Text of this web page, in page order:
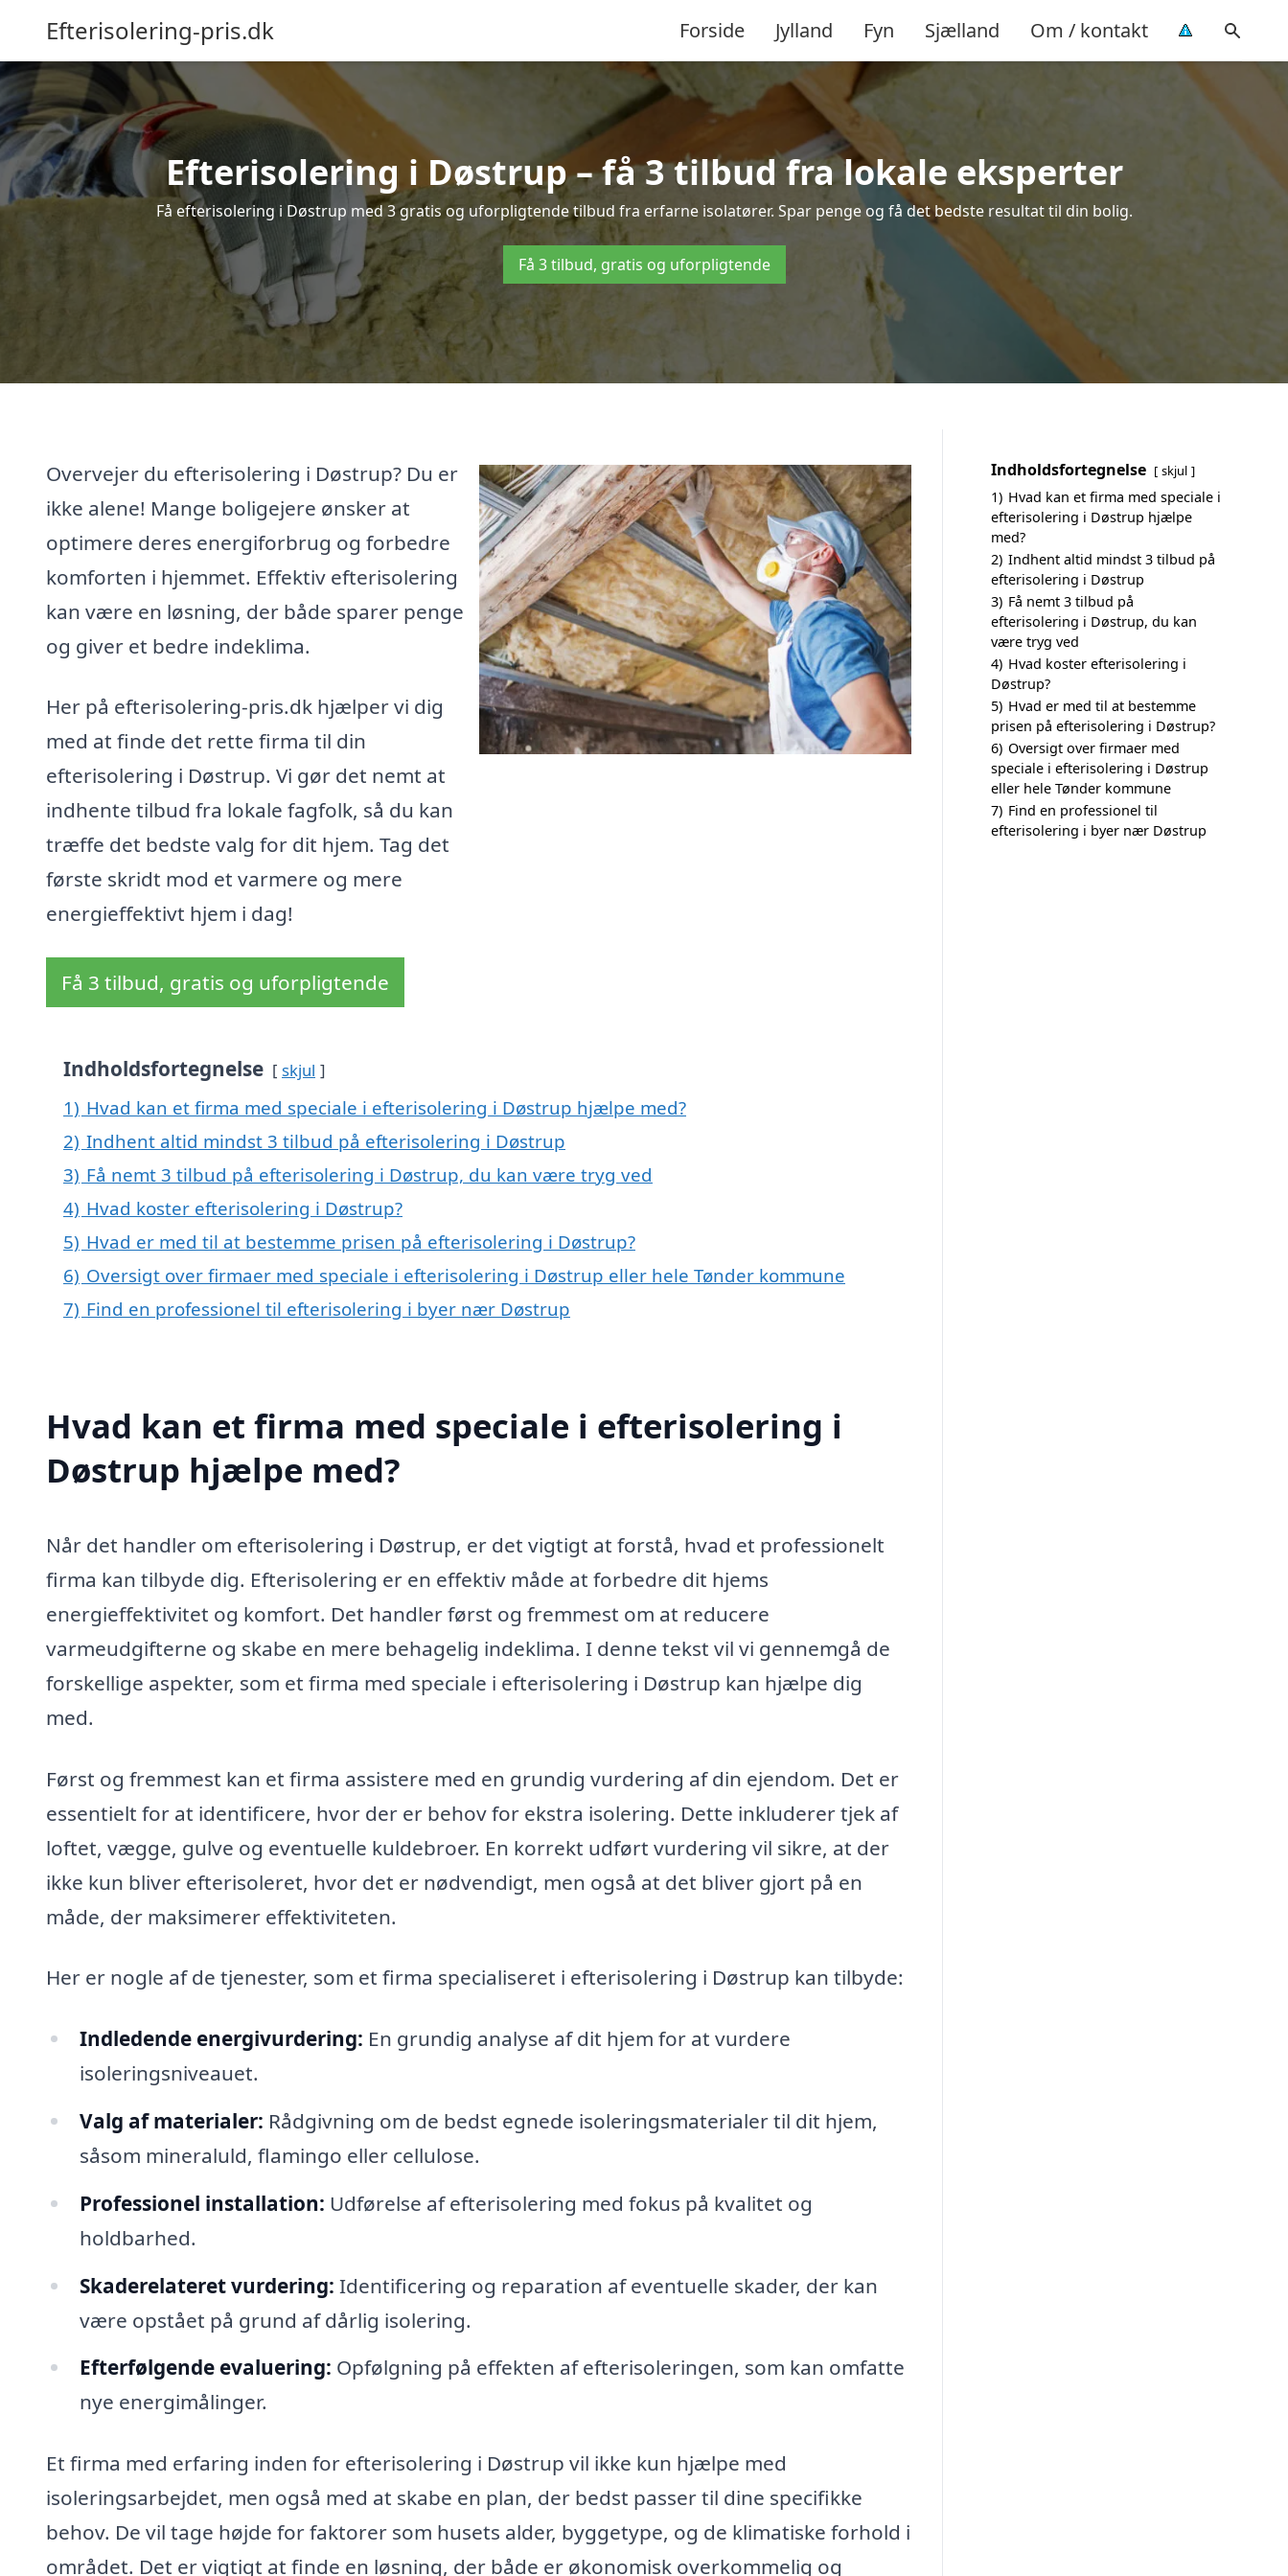
Efterisolering-pris.dk Forside Jylland Fyn Sjælland Om / kontakt
Efterisolering i Døstrup – få 3 tilbud fra lokale eksperter
Få efterisolering i Døstrup med 3 gratis og uforpligtende tilbud fra erfarne isolatører. Spar penge og få det bedste resultat til din bolig.
Få 3 tilbud, gratis og uforpligtende
Overvejer du efterisolering i Døstrup? Du er
ikke alene! Mange boligejere ønsker at
optimere deres energiforbrug og forbedre
komforten i hjemmet. Effektiv efterisolering
kan være en løsning, der både sparer penge
og giver et bedre indeklima.
Her på efterisolering-pris.dk hjælper vi dig
med at finde det rette firma til din
efterisolering i Døstrup. Vi gør det nemt at
indhente tilbud fra lokale fagfolk, så du kan
træffe det bedste valg for dit hjem. Tag det
første skridt mod et varmere og mere
energieffektivt hjem i dag!
Få 3 tilbud, gratis og uforpligtende
Indholdsfortegnelse skjul
1) Hvad kan et firma med speciale i efterisolering i Døstrup hjælpe med?
2) Indhent altid mindst 3 tilbud på efterisolering i Døstrup
3) Få nemt 3 tilbud på efterisolering i Døstrup, du kan være tryg ved
4) Hvad koster efterisolering i Døstrup?
5) Hvad er med til at bestemme prisen på efterisolering i Døstrup?
6) Oversigt over firmaer med speciale i efterisolering i Døstrup eller hele Tønder kommune
7) Find en professionel til efterisolering i byer nær Døstrup
Hvad kan et firma med speciale i efterisolering i
Døstrup hjælpe med?
Når det handler om efterisolering i Døstrup, er det vigtigt at forstå, hvad et professionelt
firma kan tilbyde dig. Efterisolering er en effektiv måde at forbedre dit hjems
energieffektivitet og komfort. Det handler først og fremmest om at reducere
varmeudgifterne og skabe en mere behagelig indeklima. I denne tekst vil vi gennemgå de
forskellige aspekter, som et firma med speciale i efterisolering i Døstrup kan hjælpe dig
med.
Først og fremmest kan et firma assistere med en grundig vurdering af din ejendom. Det er
essentielt for at identificere, hvor der er behov for ekstra isolering. Dette inkluderer tjek af
loftet, vægge, gulve og eventuelle kuldebroer. En korrekt udført vurdering vil sikre, at der
ikke kun bliver efterisoleret, hvor det er nødvendigt, men også at det bliver gjort på en
måde, der maksimerer effektiviteten.
Her er nogle af de tjenester, som et firma specialiseret i efterisolering i Døstrup kan tilbyde:
Indledende energivurdering: En grundig analyse af dit hjem for at vurdere
isoleringsniveauet.
Valg af materialer: Rådgivning om de bedst egnede isoleringsmaterialer til dit hjem,
såsom mineraluld, flamingo eller cellulose.
Professionel installation: Udførelse af efterisolering med fokus på kvalitet og
holdbarhed.
Skaderelateret vurdering: Identificering og reparation af eventuelle skader, der kan
være opstået på grund af dårlig isolering.
Efterfølgende evaluering: Opfølgning på effekten af efterisoleringen, som kan omfatte
nye energimålinger.
Et firma med erfaring inden for efterisolering i Døstrup vil ikke kun hjælpe med
isoleringsarbejdet, men også med at skabe en plan, der bedst passer til dine specifikke
behov. De vil tage højde for faktorer som husets alder, byggetype, og de klimatiske forhold i
området. Det er vigtigt at finde en løsning, der både er økonomisk overkommelig og
Indholdsfortegnelse skjul
1) Hvad kan et firma med speciale i
efterisolering i Døstrup hjælpe
med?
2) Indhent altid mindst 3 tilbud på
efterisolering i Døstrup
3) Få nemt 3 tilbud på
efterisolering i Døstrup, du kan
være tryg ved
4) Hvad koster efterisolering i
Døstrup?
5) Hvad er med til at bestemme
prisen på efterisolering i Døstrup?
6) Oversigt over firmaer med
speciale i efterisolering i Døstrup
eller hele Tønder kommune
7) Find en professionel til
efterisolering i byer nær Døstrup